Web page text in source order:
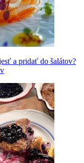
a pridať do šalátov?